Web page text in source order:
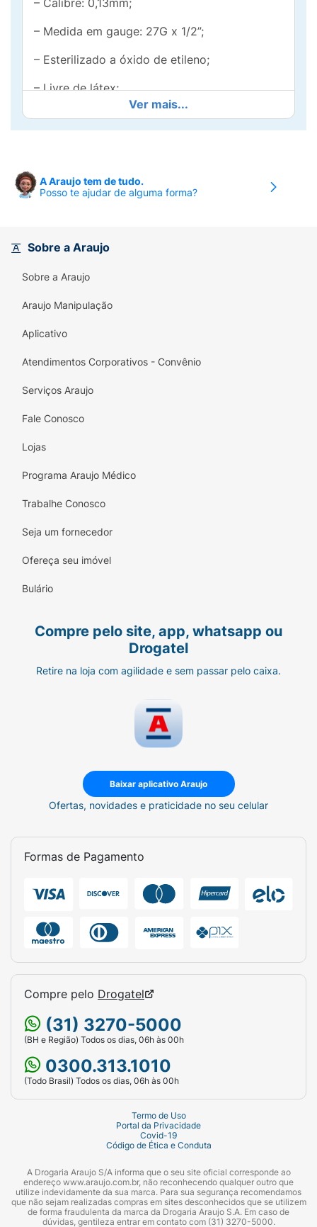
– Calibre: 0,13mm;
– Medida em gauge: 27G x 1/2”;
– Esterilizado a óxido de etileno;
– Livre de látex;
– Apirogênico;
Informações:
– Cânula siliconizada que desliza facilmente,
– Bisel trifacetado que torna a aplicação mais
identificação visual do calibre da agulha;
– Protetor plástico que garante a total
proteção da agulha para um melhor
acoplamento à seringa.
Precauções:
– Proibido reprocessar;
– Armazenar em local seco e limpo.
Ver mais...
A Araujo tem de tudo.
Posso te ajudar de alguma forma?
Sobre a Araujo
Sobre a Araujo
Araujo Manipulação
Aplicativo
Atendimentos Corporativos - Convênio
Serviços Araujo
Fale Conosco
Lojas
Programa Araujo Médico
Trabalhe Conosco
Seja um fornecedor
Ofereça seu imóvel
Bulário
Compre pelo site, app, whatsapp ou
Drogatel
Retire na loja com agilidade e sem passar pelo caixa.
Baixar aplicativo Araujo
Ofertas, novidades e praticidade no seu celular
Formas de Pagamento
Compre pelo Drogatel
(31) 3270-5000
(BH e Região) Todos os dias, 06h às 00h
0300.313.1010
(Todo Brasil) Todos os dias, 06h às 00h
Termo de Uso
Portal da Privacidade
Covid-19
Código de Ética e Conduta
A Drogaria Araujo S/A informa que o seu site oficial corresponde ao
endereço www.araujo.com.br, não reconhecendo qualquer outro que
utilize indevidamente da sua marca. Para sua segurança recomendamos
que não sejam realizadas compras em sites desconhecidos que se utilizem
de forma fraudulenta da marca da Drogaria Araujo S.A. Em caso de
dúvidas, gentileza entrar em contato com (31) 3270-5000.